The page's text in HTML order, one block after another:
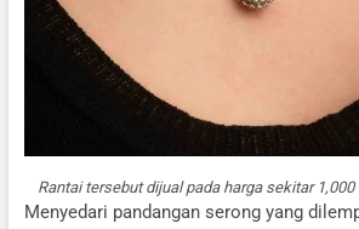
Rantai tersebut dijual pada harga sekitar
Menyedari pandangan serong yang